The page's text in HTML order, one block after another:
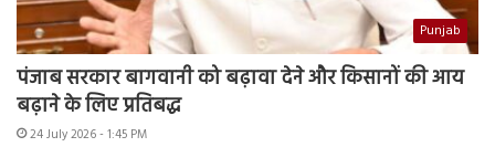
Punjab
पंजाब सरकार बागवानी को बढ़ावा देने और किसानों की आय
बढ़ाने के लिए प्रतिबद्ध
24 July 2026 - 1:45 PM